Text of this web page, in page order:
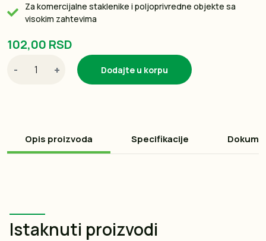
Za komercijalne staklenike i poljoprivredne objekte sa
visokim zahtevima
102,00 RSD
- + Dodajte u korpu
Opis proizvoda Specifikacije
Istaknuti proizvodi